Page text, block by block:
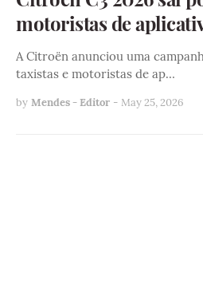
motoristas de
A Citroën anunciou uma
taxistas e motoristas de ap…
by Mendes - Editor - May 25, 2026